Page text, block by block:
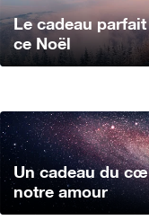
Le cadeau
ce Noël
Un cadeau du
notre amour